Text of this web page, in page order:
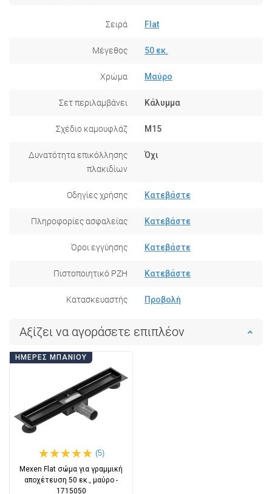
Σειρά Flat
Μέγεθος 50 εκ.
Χρώμα Μαύρο
Σετ περιλαμβάνει Κάλυμμα
Σχέδιο καμουφλάζ M15
Δυνατότητα επικόλλησης
πλακιδίων
Όχι
Οδηγίες χρήσης Κατεβάστε
Πληροφορίες ασφαλείας Κατεβάστε
Όροι εγγύησης Κατεβάστε
Πιστοποιητικό PZH Κατεβάστε
Κατασκευαστής Προβολή
Αξίζει να αγοράσετε επιπλέον
ΗΜΈΡΕΣ ΜΠΆΝΙΟΥ
(5)
Mexen Flat σώμα για γραμμική
αποχέτευση 50 εκ., μαύρο -
1715050